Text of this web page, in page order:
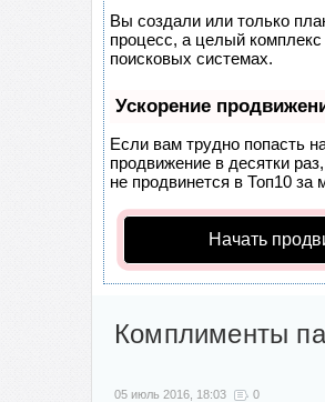
Вы создали или только
процесс, а целый
поисковых системах.
Ускорение
Если вам трудно попасть
продвижение в десятки
не продвинется в Топ10 за
Начать
Комплименты
05 июль 2016, 18:03 0